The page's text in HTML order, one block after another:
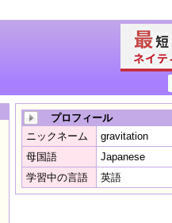
プロフィール
ニックネーム
gravitation
母国語
Japanese
学習中の言語
英語